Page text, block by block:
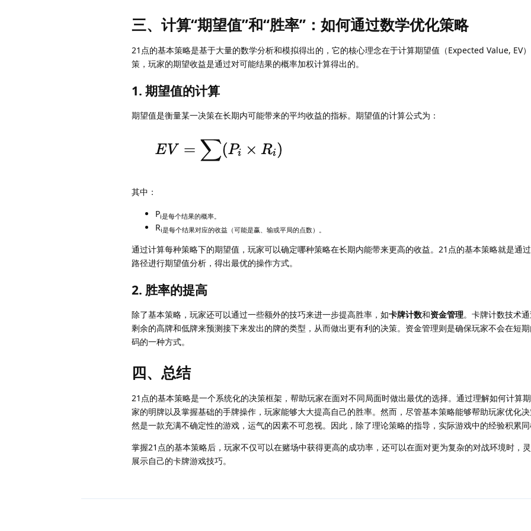
三、计算“期望值”和“胜率”：如何通过数学优化策略
21点的基本策略是基于大量的数学分析和模拟得出的，它的核心理念在于计算期望值（Expected Value, EV
策，玩家的期望收益是通过对可能结果的概率加权计算得出的。
1. 期望值的计算
期望值是衡量某一决策在长期内可能带来的平均收益的指标。期望值的计算公式为：
其中：
Pi是每个结果的概率。
Ri是每个结果对应的收益（可能是赢、输或平局的点数）。
通过计算每种策略下的期望值，玩家可以确定哪种策略在长期内能带来更高的收益。21点的基本策略就是通
路径进行期望值分析，得出最优的操作方式。
2. 胜率的提高
除了基本策略，玩家还可以通过一些额外的技巧来进一步提高胜率，如卡牌计数和资金管理。卡牌计数技术
剩余的高牌和低牌来预测接下来发出的牌的类型，从而做出更有利的决策。资金管理则是确保玩家不会在短
码的一种方式。
四、总结
21点的基本策略是一个系统化的决策框架，帮助玩家在面对不同局面时做出最优的选择。通过理解如何计算
家的明牌以及掌握基础的手牌操作，玩家能够大大提高自己的胜率。然而，尽管基本策略能够帮助玩家优化
然是一款充满不确定性的游戏，运气的因素不可忽视。因此，除了理论策略的指导，实际游戏中的经验积累同
掌握21点的基本策略后，玩家不仅可以在赌场中获得更高的成功率，还可以在面对更为复杂的对战环境时，
展示自己的卡牌游戏技巧。